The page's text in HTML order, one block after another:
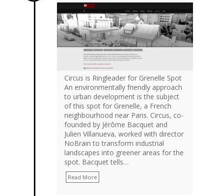
Circus is Ringleader for Grenelle Spot
An environmentally friendly approach
to urban development is the subject
of this spot for Grenelle, a French
neighbourhood near Paris. Circus, co-
founded by Jérôme Bacquet and
Julien Villanueva, worked with director
NoBrain to transform industrial
landscapes into greener areas for the
spot. Bacquet tells…
Read More